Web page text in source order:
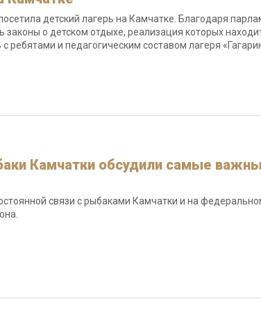
детский лагерь на Камчатке. Благодаря
законы о детском отдыхе, реализация которых
ребятами и педагогическим составом лагеря
Камчатки обсудили самые
связи с рыбаками Камчатки и на